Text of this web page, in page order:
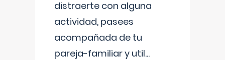
distraerte con alguna
actividad, pasees
acompañada de tu
pareja-familiar y util...